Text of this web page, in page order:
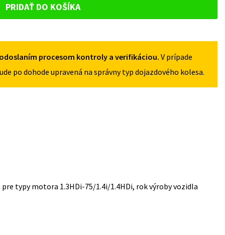
PRIDAŤ DO KOŠÍKA
procesom kontroly a verifikáciou. V prípade
po dohode upravená na správny typ dojazdového kolesa.
typy motora 1.3HDi-75/1.4i/1.4HDi, rok výroby vozidla